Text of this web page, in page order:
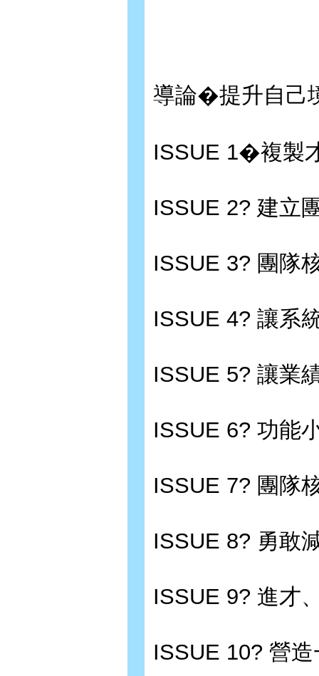
導論�提升自己
ISSUE 1�複製
ISSUE 2? 建立
ISSUE 3? 團隊
ISSUE 4? 讓系
ISSUE 5? 讓業
ISSUE 6? 功能
ISSUE 7? 團隊
ISSUE 8? 勇敢
ISSUE 9? 進才
ISSUE 10? 營